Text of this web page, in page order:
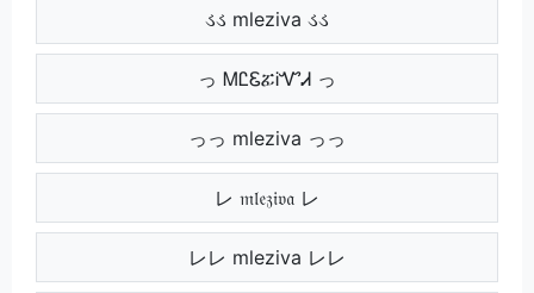
ડડ mleziva ડડ
っ ᎷᏝᏋፚᎥᏉᏗ っ
っっ mleziva っっ
レ 𝔪𝔩𝔢𝔷𝔦𝔳𝔞 レ
レレ mleziva レレ